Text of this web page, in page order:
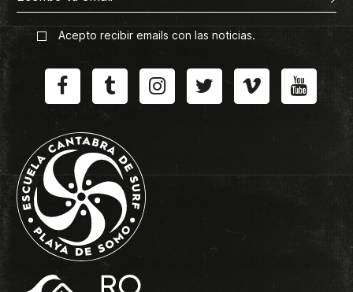
Acepto recibir emails con las noticias.